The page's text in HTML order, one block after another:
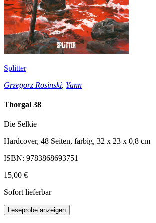
Splitter
Grzegorz Rosinski Yann
Thorgal 38
Die Selkie
Hardcover, 48 Seiten, farbig, 32 x 23 x 0,8 cm
ISBN: 9783868693751
15,00 €
Sofort lieferbar
Leseprobe anzeigen